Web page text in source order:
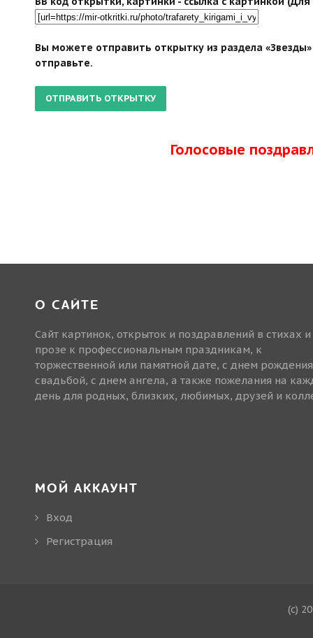
Вы можете отправить открытку из раздела
отправьте.
Голосовые
О САЙТЕ
Сайт картинок, открыток и поздравлений в стихах и
прозе к профессиональным праздникам, к
торжественной или памятной дате, с днем
свадьбой, с днем ангела, а также пожелания на
день для родных, близких, любимых, друзей и
МОЙ АККАУНТ
Вход
Регистрация
(c)